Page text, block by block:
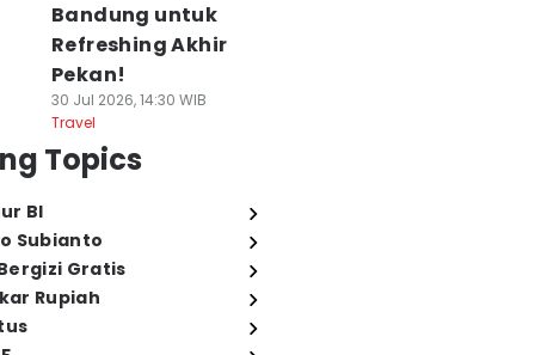
Bandung untuk
Refreshing Akhir
Pekan!
30 Jul 2026, 14:30 WIB
Travel
Topics
BI
Subianto
Gratis
Rupiah